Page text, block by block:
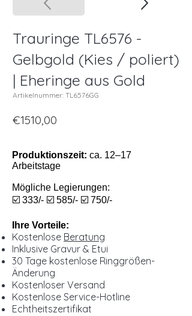
Trauringe TL6576 -
Gelbgold (Kies / poliert)
| Eheringe aus Gold
Artikelnummer: TL6576GG
€1510,00
Produktionszeit: ca. 12–17
Arbeitstage
Mögliche Legierungen:
☑️ 333/- ☑️ 585/- ☑️ 750/-
Ihre Vorteile:
Kostenlose Beratung
Inklusive Gravur & Etui
30 Tage kostenlose Ringgrößen-
Änderung
Kostenloser Versand
Kostenlose Service-Hotline
Echtheitszertifikat